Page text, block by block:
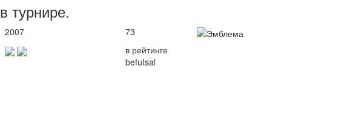
в турнире.
2007
73
в рейтинге
befutsal